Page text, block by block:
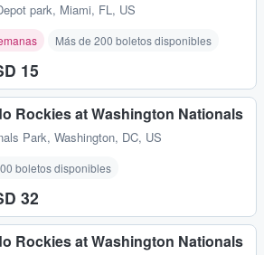
park, Miami, FL, US
Más de 200 boletos disponibles
15
Rockies at Washington Nationals
Park, Washington, DC, US
boletos disponibles
32
Rockies at Washington Nationals